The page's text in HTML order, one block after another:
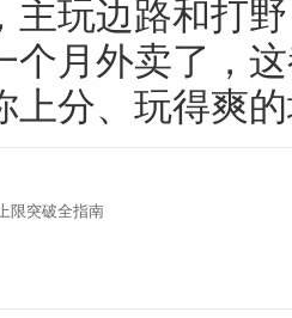
主玩边路和打
个月外卖了，
上分、玩得爽
限突破全指南